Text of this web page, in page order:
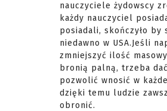
nauczyciele żydowscy
każdy nauczyciel
posiadali, skończyło by
niedawno w USA.Jeśli
zmniejszyć ilość
bronią palną, trzeba
pozwolić wnosić w
dzięki temu ludzie
obronić.